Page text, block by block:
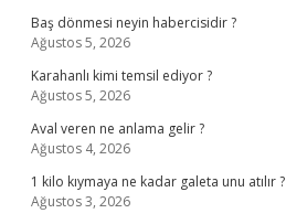
Baş dönmesi neyin habercisidir ?
Ağustos 5, 2026
Karahanlı kimi temsil ediyor ?
Ağustos 5, 2026
Aval veren ne anlama gelir ?
Ağustos 4, 2026
1 kilo kıymaya ne kadar galeta unu atılır ?
Ağustos 3, 2026